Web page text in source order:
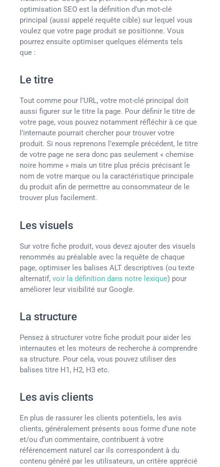
optimisation SEO est la définition d’un mot-clé
principal (aussi appelé requête cible) sur lequel vous
voulez que votre page produit se positionne. Vous
pourrez ensuite optimiser quelques éléments tels
que :
Le titre
Tout comme pour l’URL, votre mot-clé principal doit
aussi figurer sur le titre la page. Pour définir le titre de
votre page, vous pouvez notamment réfléchir à ce que
l’internaute pourrait chercher pour trouver votre
produit. Si nous reprenons l’exemple précédent, le titre
de votre page ne sera donc pas seulement « chemise
noire homme » mais un titre plus précis précisant le
nom de votre marque ou la caractéristique principale
du produit afin de permettre au consommateur de le
trouver plus facilement.
Les visuels
Sur votre fiche produit, vous devez ajouter des visuels
renommés au préalable avec la requête de chaque
page, optimiser les balises ALT descriptives (ou texte
alternatif, voir la définition dans notre lexique) pour
améliorer leur visibilité sur Google.
La structure
Pensez à structurer votre fiche produit pour aider les
internautes et les moteurs de recherche à comprendre
sa structure. Pour cela, vous pouvez utiliser des
balises titre H1, H2, H3 etc.
Les avis clients
En plus de rassurer les clients potentiels, les avis
clients, généralement présents sous forme d’une note
et/ou d’un commentaire, contribuent à votre
référencement naturel car ils correspondent à du
contenu généré par les utilisateurs, un critère apprécié